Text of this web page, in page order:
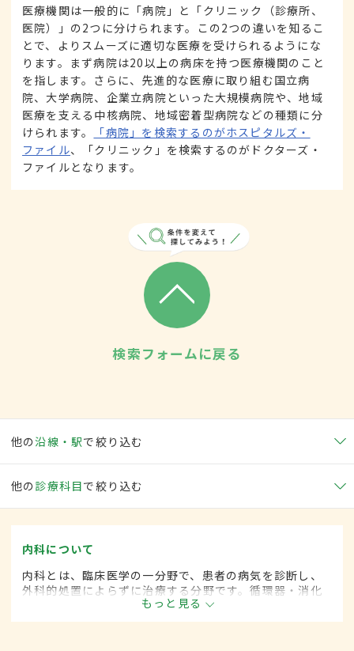
医療機関は一般的に「病院」と「クリニック（診療所、
医院）」の2つに分けられます。この2つの違いを知るこ
とで、よりスムーズに適切な医療を受けられるようにな
ります。まず病院は20以上の病床を持つ医療機関のこと
を指します。さらに、先進的な医療に取り組む国立病
院、大学病院、企業立病院といった大規模病院や、地域
医療を支える中核病院、地域密着型病院などの種類に分
けられます。
「病院」を検索するのがホスピタルズ・
ファイル、「クリニック」を検索するのがドクターズ・
ファイルとなります。
検索フォームに戻る
他の沿線・駅で絞り込む
他の 診療科目で絞り込む
内科について
内科とは、臨床医学の一分野で、患者の病気を診断し、
外科的処置によらずに治療する分野です。循環器・消化
器・呼吸器・血液・がんなど広範な領域にわたります。
もっと見る